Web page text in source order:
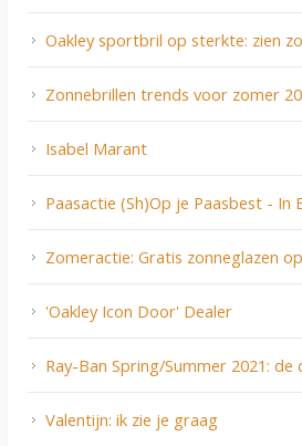
Oakley sportbril op sterkte: zien
Zonnebrillen trends voor zomer
Isabel Marant
Paasactie (Sh)Op je Paasbest - In
Zomeractie: Gratis zonneglazen
'Oakley Icon Door' Dealer
Ray-Ban Spring/Summer 2021: de
Valentijn: ik zie je graag